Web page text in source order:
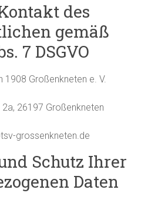
des
gemäß
7 DSGVO
1908 Großenkneten e. V.
26197 Großenkneten
grossenkneten.de
Schutz Ihrer
Daten